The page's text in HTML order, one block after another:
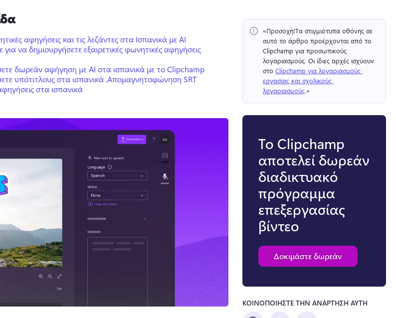
αφηγήσεις και τις λεζάντες στα Ισπανικά με AI
για να δημιουργήσετε εξαιρετικές φωνητικές αφηγήσεις
δωρεάν αφήγηση με AI στα ισπανικά με το Clipchamp
υπότιτλους στα ισπανικά .Απομαγνητοφώνηση SRT
στα ισπανικά
«Προσοχή!Τα στιγμιότυπα οθόνης σε
αυτό το άρθρο προέρχονται από το
Clipchamp για προσωπικούς
λογαριασμούς. Οι ίδιες αρχές ισχύουν
στο Clipchamp για λογαριασμούς
εργασίας και σχολικούς
λογαριασμούς.»
Το Clipchamp
αποτελεί δωρεάν
διαδικτυακό
πρόγραμμα
επεξεργασίας
βίντεο
Δοκιμάστε δωρεάν
ΚΟΙΝΟΠΟΙΗΣΤΕ ΤΗΝ ΑΝΑΡΤΗΣΗ ΑΥΤΗ